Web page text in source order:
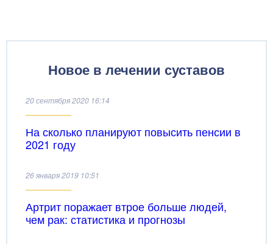
Новое в лечении суставов
20 сентября 2020 16:14
На сколько планируют повысить пенсии в
2021 году
26 января 2019 10:51
Артрит поражает втрое больше людей,
чем рак: статистика и прогнозы